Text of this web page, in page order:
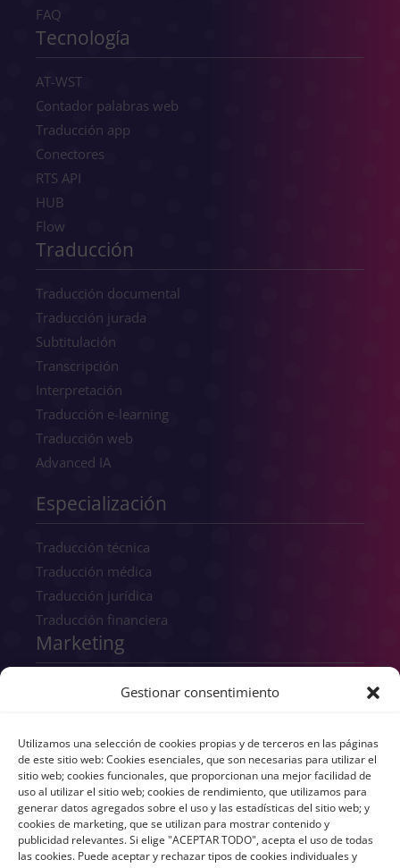
Gestionar consentimiento
Utilizamos una selección de cookies propias y de terceros en las páginas
de este sitio web: Cookies esenciales, que son necesarias para utilizar el
sitio web; cookies funcionales, que proporcionan una mejor facilidad de
uso al utilizar el sitio web; cookies de rendimiento, que utilizamos para
generar datos agregados sobre el uso y las estadísticas del sitio web; y
cookies de marketing, que se utilizan para mostrar contenido y
publicidad relevantes. Si elige "ACEPTAR TODO", acepta el uso de todas
las cookies. Puede aceptar y rechazar tipos de cookies individuales y
FAQ
Tecnología
AT-WST
Contador palabras web
Traducción app
Conectores
RTS API
HUB
Flow
Traducción
Traducción documental
Traducción jurada
Subtitulación
Transcripción
Interpretación
Traducción e-learning
Traducción web
Advanced IA
Especialización
Traducción técnica
Traducción médica
Traducción jurídica
Traducción financiera
Marketing
Consultoría digital
Copywriting
Transcreación
UX/UI
Branding